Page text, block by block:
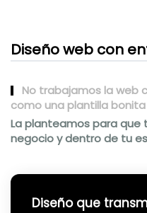
Diseño web con
No trabajamos la web
como una plantilla bonita
La planteamos para
negocio y dentro de tu
Diseño que